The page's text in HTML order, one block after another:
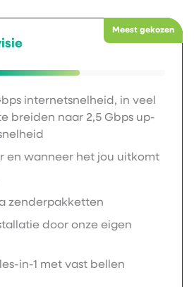
Meest gekozen
internetsnelheid, in veel
breiden naar 2,5 Gbps up-
en wanneer het jou uitkomt
zenderpakketten
door onze eigen
in-1 met vast bellen